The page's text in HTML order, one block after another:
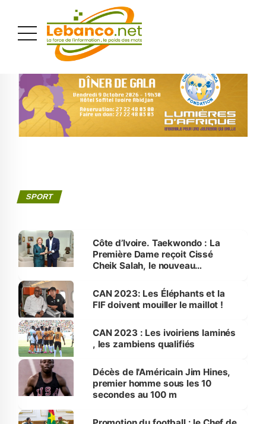
SPORT
Côte d’Ivoire. Taekwondo : La
Première Dame reçoit Cissé
Cheik Salah, le nouveau
CAN 2023: Les Éléphants et la
FIF doivent mouiller le maillot !
CAN 2023 : Les ivoiriens laminés
, les zambiens qualifiés
Décès de l'Américain Jim Hines,
premier homme sous les 10
secondes au 100 m